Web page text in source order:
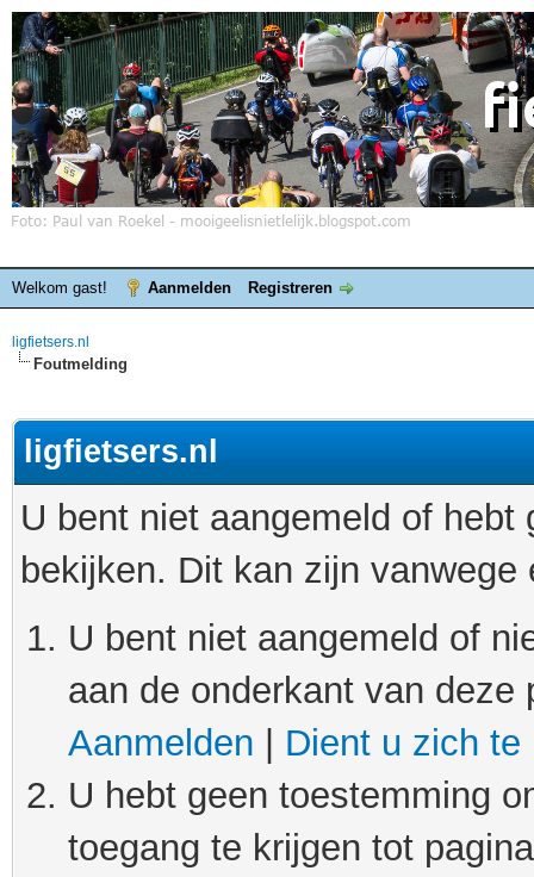
Welkom gast! Aanmelden Registreren
ligfietsers.nl
Foutmelding
ligfietsers.nl
U bent niet aangemeld of
bekijken. Dit kan zijn
U bent niet aangemeld of
aan de onderkant van
Aanmelden
Dient u zich te
U hebt geen toestemming
toegang te krijgen tot